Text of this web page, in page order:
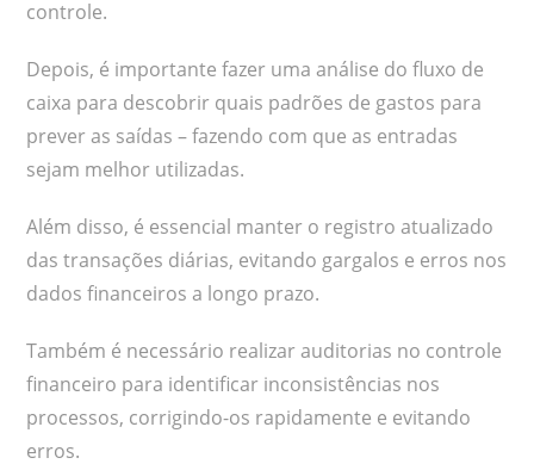
controle.
Depois, é importante fazer uma análise do fluxo de
caixa para descobrir quais padrões de gastos para
prever as saídas – fazendo com que as entradas
sejam melhor utilizadas.
Além disso, é essencial manter o registro atualizado
das transações diárias, evitando gargalos e erros nos
dados financeiros a longo prazo.
Também é necessário realizar auditorias no controle
financeiro para identificar inconsistências nos
processos, corrigindo-os rapidamente e evitando
erros.